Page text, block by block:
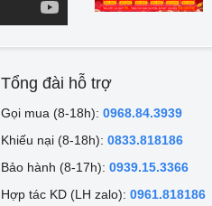
Tổng đài hỗ trợ
Gọi mua (8-18h): 0968.84.3939
Khiếu nại (8-18h): 0833.818186
Bảo hành (8-17h): 0939.15.3366
Hợp tác KD (LH zalo): 0961.818186